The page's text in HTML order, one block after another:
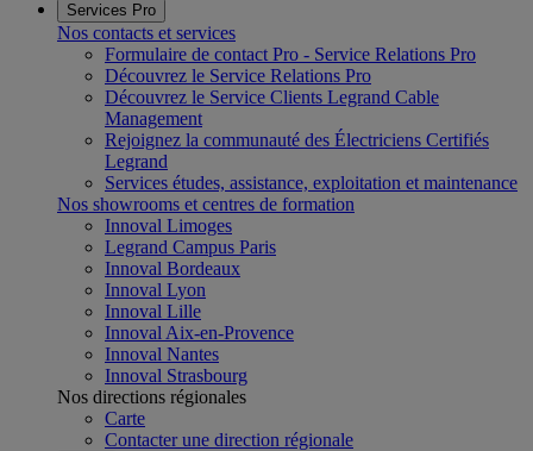
Services Pro
Nos contacts et services
Formulaire de contact Pro - Service Relations Pro
Découvrez le Service Relations Pro
Découvrez le Service Clients Legrand Cable
Management
Rejoignez la communauté des Électriciens Certifiés
Legrand
Services études, assistance, exploitation et maintenance
Nos showrooms et centres de formation
Innoval Limoges
Legrand Campus Paris
Innoval Bordeaux
Innoval Lyon
Innoval Lille
Innoval Aix-en-Provence
Innoval Nantes
Innoval Strasbourg
Nos directions régionales
Carte
Contacter une direction régionale